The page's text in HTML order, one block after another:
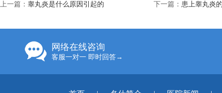
上一篇： 睾丸炎是什么原因引起的 下一篇： 患上睾丸炎
网络在线咨询
客服一对一 即时回答→